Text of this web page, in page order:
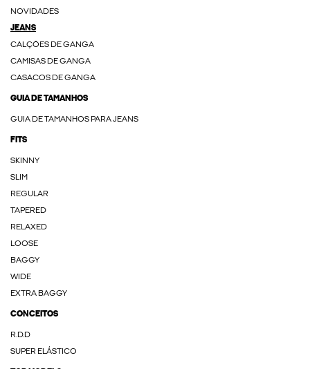
NOVIDADES
JEANS
CALÇÕES DE GANGA
CAMISAS DE GANGA
CASACOS DE GANGA
GUIA DE TAMANHOS
GUIA DE TAMANHOS PARA JEANS
FITS
SKINNY
SLIM
REGULAR
TAPERED
RELAXED
LOOSE
BAGGY
WIDE
EXTRA BAGGY
CONCEITOS
R.D.D
SUPER ELÁSTICO